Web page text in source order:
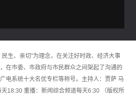
民生、亲切”为理念，在关注好时政、经济大事
在市委、市政府与市民群众之间架起了沟通的
电系统十大名优专栏等称号。主持人：贾萨 马
18:30 重播：新闻综合频道每天6:30 （版权所